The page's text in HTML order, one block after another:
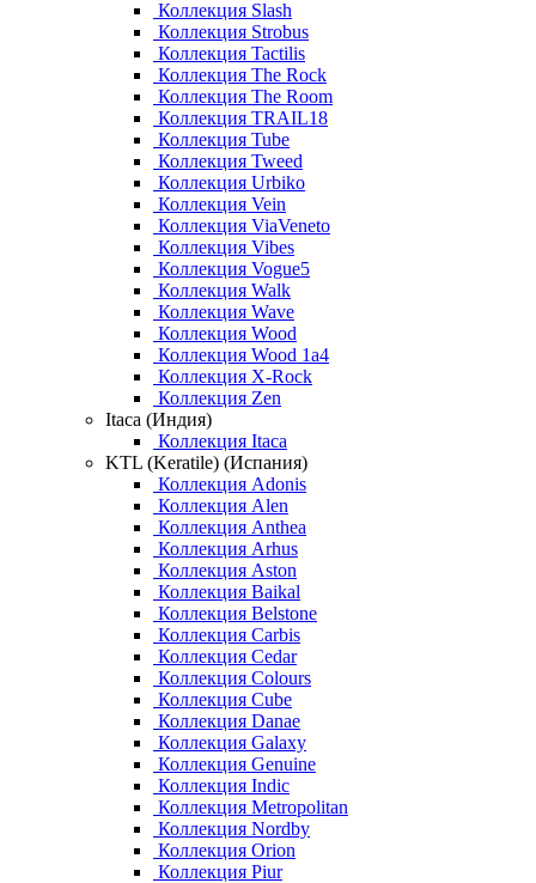
Коллекция Slash
Коллекция Strobus
Коллекция Tactilis
Коллекция The Rock
Коллекция The Room
Коллекция TRAIL18
Коллекция Tube
Коллекция Tweed
Коллекция Urbiko
Коллекция Vein
Коллекция ViaVeneto
Коллекция Vibes
Коллекция Vogue5
Коллекция Walk
Коллекция Wave
Коллекция Wood
Коллекция Wood 1a4
Коллекция X-Rock
Коллекция Zen
Itaca (Индия)
Коллекция Itaca
KTL (Keratile) (Испания)
Коллекция Adonis
Коллекция Alen
Коллекция Anthea
Коллекция Arhus
Коллекция Aston
Коллекция Baikal
Коллекция Belstone
Коллекция Carbis
Коллекция Cedar
Коллекция Colours
Коллекция Cube
Коллекция Danae
Коллекция Galaxy
Коллекция Genuine
Коллекция Indic
Коллекция Metropolitan
Коллекция Nordby
Коллекция Orion
Коллекция Piur